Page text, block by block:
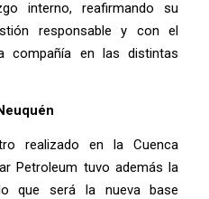
interno, reafirmando su
responsable y con el
compañía en las distintas
realizado en la Cuenca
Petroleum tuvo además la
que será la nueva base